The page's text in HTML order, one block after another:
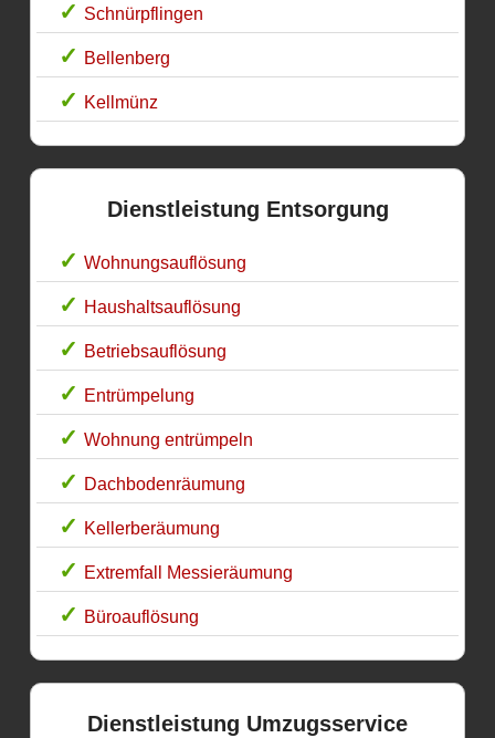
Schnürpflingen
Bellenberg
Kellmünz
Dienstleistung Entsorgung
Wohnungsauflösung
Haushaltsauflösung
Betriebsauflösung
Entrümpelung
Wohnung entrümpeln
Dachbodenräumung
Kellerberäumung
Extremfall Messieräumung
Büroauflösung
Dienstleistung Umzugsservice